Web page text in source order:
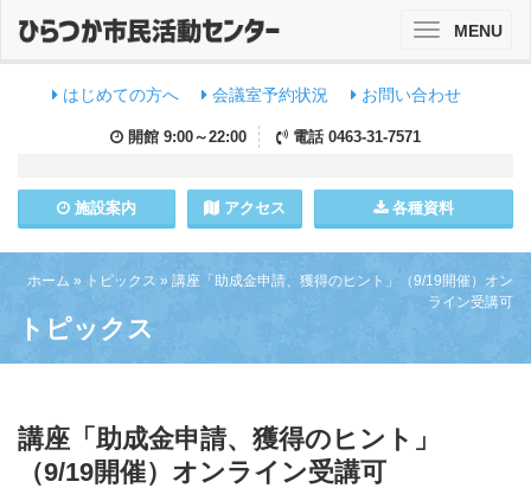
はじめての方へ 会議室予約状況 お問い合わせ
開館 9:00～22:00 電話 0463-31-7571
施設案内 アクセス 各種資料
ToggleMENU
ホーム » トピックス » 講座「助成金申請、獲得のヒント」（9/19開催）オン
ライン受講可
トピックス
講座「助成金申請、獲得のヒント」
（9/19開催）オンライン受講可